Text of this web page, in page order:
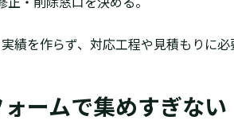
績を作らず、対応工程や見積もりに必
ームで集めすぎない